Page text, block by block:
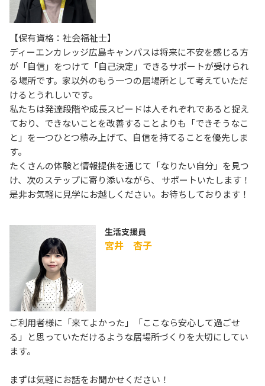
【保有資格：社会福祉士】
ディーエンカレッジ広島キャンパスは将来に不安を感じる方
が「自信」をつけて「自己決定」できるサポートが受けられ
る場所です。家以外のもう一つの居場所として考えていただ
けるとうれしいです。
私たちは発達段階や成長スピードは人それぞれであると捉え
ており、できないことを改善することよりも「できそうなこ
と」を一つひとつ積み上げて、自信を持てることを優先しま
す。
たくさんの体験と情報提供を通じて「なりたい自分」を見つ
け、次のステップに寄り添いながら、 サポートいたします！
是非お気軽に見学にお越しください。お待ちしております！
生活支援員
宮井 杏子
ご利用者様に「来てよかった」「ここなら安心して過ごせ
る」と思っていただけるような居場所づくりを大切にしてい
ます。
まずは気軽にお話をお聞かせください！